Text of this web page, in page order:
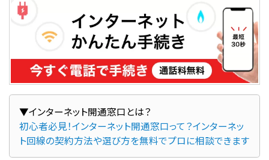
初心者必見！インターネット開通窓口って？インターネッ
ト回線の契約方法や選び方を無料でプロに相談できます